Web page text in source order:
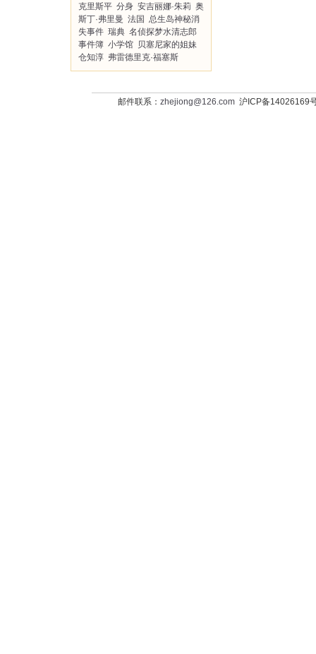
克里斯平 分身 安吉丽娜·朱莉 奥
斯丁·弗里曼 法国 总生岛神秘消
失事件 瑞典 名侦探梦水清志郎
事件簿 小学馆 贝塞尼家的姐妹
仓知淳 弗雷德里克·福塞斯
邮件联系： zhejiong@126.com沪ICP备14026169